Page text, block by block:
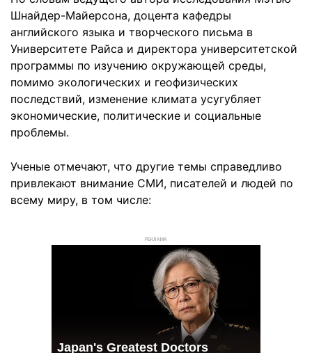
Шнайдер-Майерсона, доцента кафедры
английского языка и творческого письма в
Университете Райса и директора университетской
программы по изучению окружающей среды,
помимо экологических и геофизических
последствий, изменение климата усугубляет
экономические, политические и социальные
проблемы.
Ученые отмечают, что другие темы справедливо
привлекают внимание СМИ, писателей и людей по
всему миру, в том числе:
РЕКЛАМА